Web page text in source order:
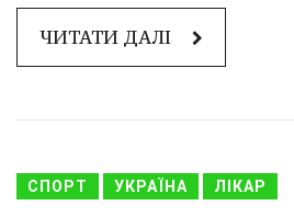
ЧИТАТИ ДАЛІ
СПОРТ УКРАЇНА ЛІКАР